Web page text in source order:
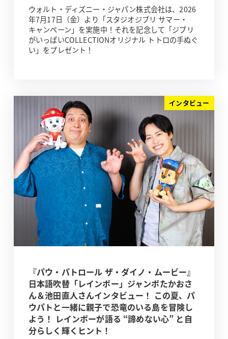
ウォルト・ディズニー・ジャパン株式会社は、2026
年7月17日（金）より「スタジオジブリ サマー・
キャンペーン」を実施中！それを記念して「ジブリ
がいっぱいCOLLECTIONオリジナル トトロの手ぬぐ
い」をプレゼント！
インタビュー
『パウ・パトロール ザ・ダイノ・ムービー』
日本語吹替「レインボー」ジャンボたかおさ
ん＆池田直人さんインタビュー！ この夏、パ
ウパトと一緒に親子で恐竜のいる島を冒険し
よう！ レインボーが語る “諦めない心” と自
分らしく輝くヒント！